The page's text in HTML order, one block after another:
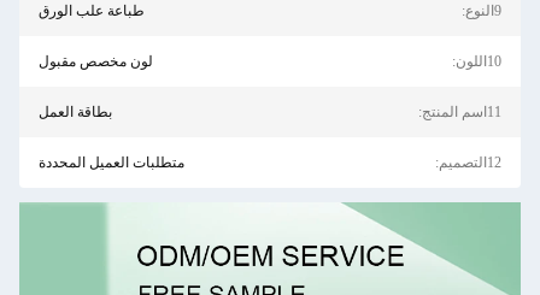
9النوع: طباعة علب الورق
10اللون: لون مخصص مقبول
11اسم المنتج: بطاقة العمل
12التصميم: متطلبات العميل المحددة